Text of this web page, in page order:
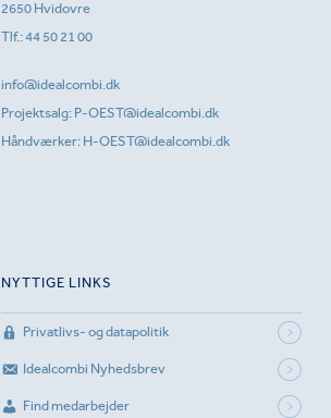
2650 Hvidovre
Tlf.:44 50 21 00
info@idealcombi.dk
Projektsalg: P-OEST@idealcombi.dk
Håndværker: H-OEST@idealcombi.dk
NYTTIGE LINKS
Privatlivs- og datapolitik
Idealcombi Nyhedsbrev
Find medarbejder